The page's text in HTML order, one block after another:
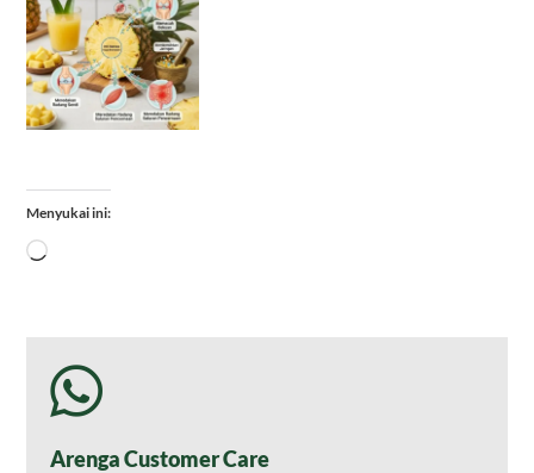
Menyukai ini:
Memuat...
Arenga Customer Care